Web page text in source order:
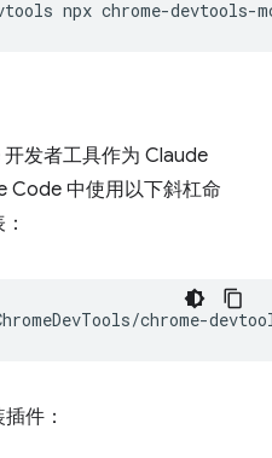
npx
发者工具作为 Claude
Code 中使用以下斜杠命
件：